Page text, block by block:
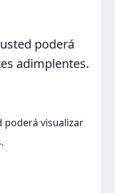
poderá
adimplentes.
poderá visualizar